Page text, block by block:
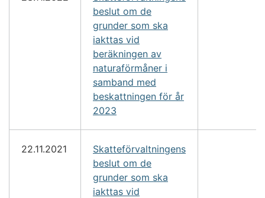
beslut om de
grunder som ska
iakttas vid
beräkningen av
naturaförmåner i
samband med
beskattningen för år
2023
22.11.2021
Skatteförvaltningens
beslut om de
grunder som ska
iakttas vid